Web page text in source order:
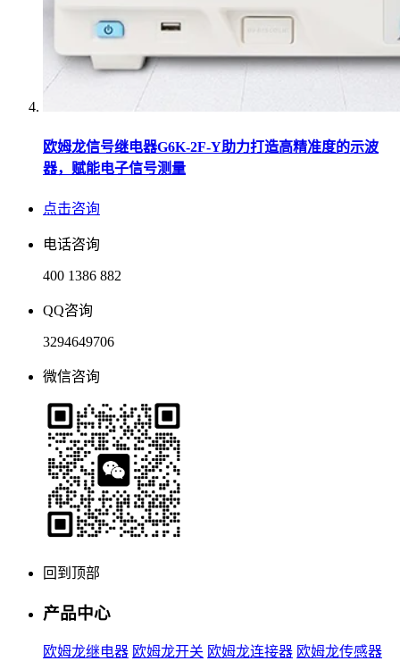
欧姆龙信号继电器G6K-2F-Y助力打造高精准度的示波
器，赋能电子信号测量
点击咨询
电话咨询
400 1386 882
QQ咨询
3294649706
微信咨询
回到顶部
产品中心
欧姆龙继电器 欧姆龙开关 欧姆龙连接器 欧姆龙传感器